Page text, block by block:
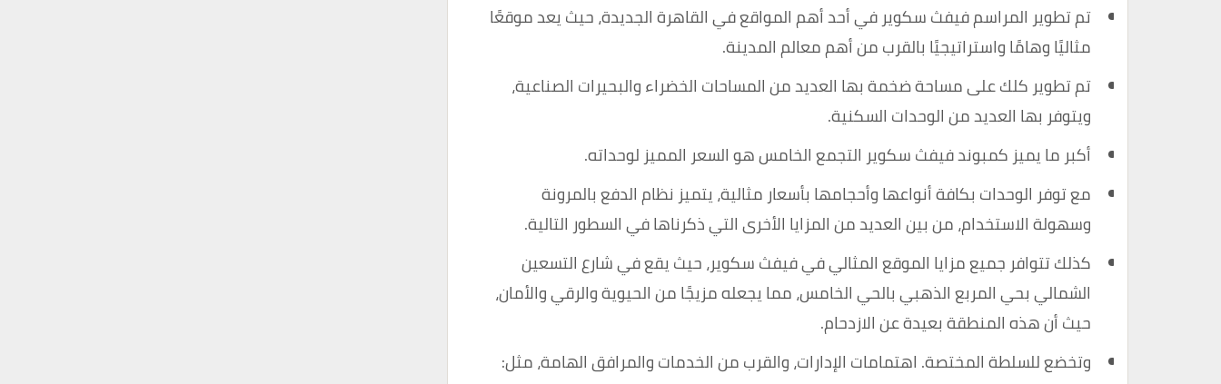
تم تطوير المراسم فيفث سكوير في أحد أهم المواقع في القاهرة الجديدة، حيث يعد موقعًا
مثاليًا وهامًا واستراتيجيًا بالقرب من أهم معالم المدينة.
تم تطوير كلك على مساحة ضخمة بها العديد من المساحات الخضراء والبحيرات الصناعية،
ويتوفر بها العديد من الوحدات السكنية.
أكبر ما يميز كمبوند فيفث سكوير التجمع الخامس هو السعر المميز لوحداته.
مع توفر الوحدات بكافة أنواعها وأحجامها بأسعار مثالية، يتميز نظام الدفع بالمرونة
وسهولة الاستخدام، من بين العديد من المزايا الأخرى التي ذكرناها في السطور التالية.
كذلك تتوافر جميع مزايا الموقع المثالي في فيفث سكوير، حيث يقع في شارع التسعين
الشمالي بحي المربع الذهبي بالحي الخامس، مما يجعله مزيجًا من الحيوية والرقي والأمان،
حيث أن هذه المنطقة بعيدة عن الازدحام.
وتخضع للسلطة المختصة. اهتمامات الإدارات، والقرب من الخدمات والمرافق الهامة، مثل: